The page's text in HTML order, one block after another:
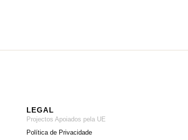
LEGAL
Projectos Apoiados pela UE
Política de Privacidade